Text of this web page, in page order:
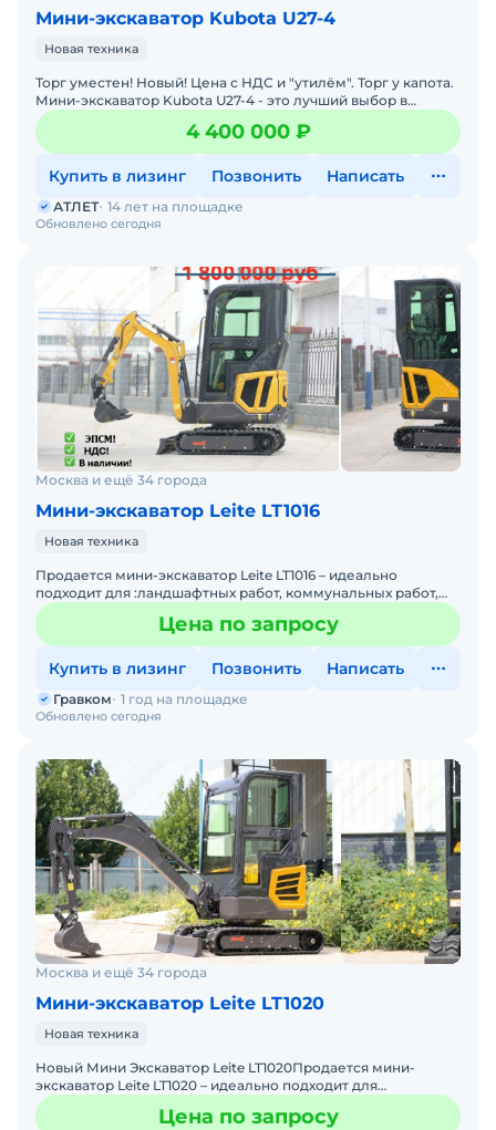
Мини-экскаватор Kubota U27-4
Новая техника
Торг уместен! Новый! Цена с НДС и "утилём". Торг у капота.
Мини-экскаватор Kubota U27-4 - это лучший выбор в
категории до 3 тонн! Рабочий вес ~2,7 тонн. Модель
4 400 000 ₽
Купить в лизинг Позвонить Написать
Обновлено сегодня
АТЛЕТ 14 лет на площадке
Москва и ещё 34 города
Мини-экскаватор Leite LT1016
Новая техника
Пpoдaется мини-экскaвaтop Leite LT1016 – идеально
подходит для :ландшафтных работ, коммунальных работ,
копки, бурению , а так же работ отбойным молотком.С
Цена по запросу
Купить в лизинг Позвонить Написать
Обновлено сегодня
Гравком 1 год на площадке
Москва и ещё 34 города
Мини-экскаватор Leite LT1020
Новая техника
Новый Мини Экскаватор Leite LT1020Пpoдaется мини-
экскaвaтop Leite LT1020 – идеально подходит для
:ландшафтных работ, коммунальных работ, копки, бурению
,
Цена по запросу